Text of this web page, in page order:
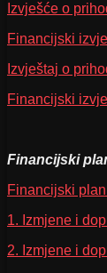
Izvješće o
Financijski
Izvještaj o
Financijski
Financijski
Financijski
1. Izmjene i
2. Izmjene i